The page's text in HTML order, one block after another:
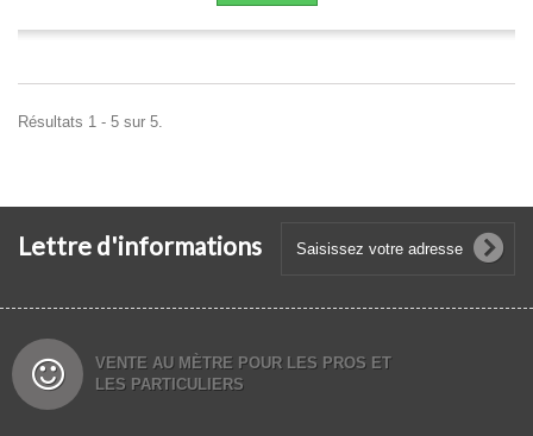
Résultats 1 - 5 sur 5.
Lettre d'informations
VENTE AU MÈTRE POUR LES PROS ET
LES PARTICULIERS